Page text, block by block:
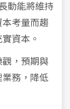
動能將維持
考量而趨
資本。
觀，預期與
務，降低